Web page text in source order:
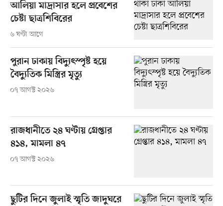
আলিয়া মাদ্রাসার হলে প্রবেশের
চেষ্টা ছাত্রশিবিরের
৬ ঘণ্টা আগে
পুরান ঢাকায় বিদ্যুৎস্পৃষ্ট হয়ে
বৈদ্যুতিক মিস্ত্রির মৃত্যু
০৭ আগস্ট ২০২৬
রাজধানীতে ২৪ ঘণ্টায় গ্রেপ্তার
৪১৪, মামলা ৪৭
০৭ আগস্ট ২০২৬
ছুটির দিনে জুলাই স্মৃতি জাদুঘরে